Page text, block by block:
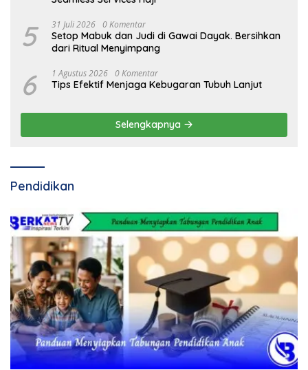
5 31 Juli 2026 0 Komentar
Setop Mabuk dan Judi di Gawai Dayak. Bersihkan
dari Ritual Menyimpang
6 1 Agustus 2026 0 Komentar
Tips Efektif Menjaga Kebugaran Tubuh Lanjut
Selengkapnya
Pendidikan